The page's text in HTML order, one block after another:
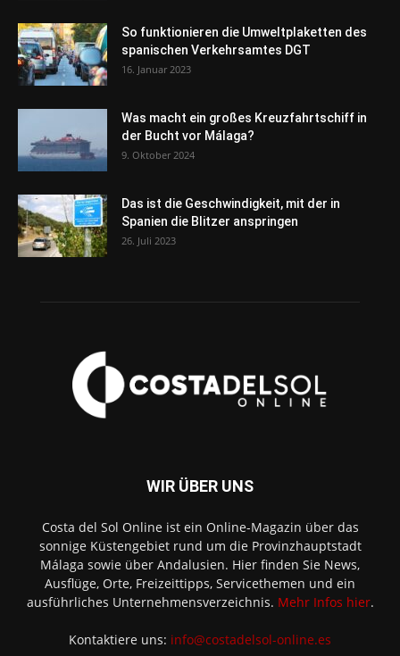
So funktionieren die Umweltplaketten des
spanischen Verkehrsamtes DGT
16. Januar 2023
Was macht ein großes Kreuzfahrtschiff in
der Bucht vor Málaga?
9. Oktober 2024
Das ist die Geschwindigkeit, mit der in
Spanien die Blitzer anspringen
26. Juli 2023
WIR ÜBER UNS
Costa del Sol Online ist ein Online-Magazin über das
sonnige Küstengebiet rund um die Provinzhauptstadt
Málaga sowie über Andalusien. Hier finden Sie News,
Ausflüge, Orte, Freizeittipps, Servicethemen und ein
ausführliches Unternehmensverzeichnis. Mehr Infos hier.
Kontaktiere uns: info@costadelsol-online.es